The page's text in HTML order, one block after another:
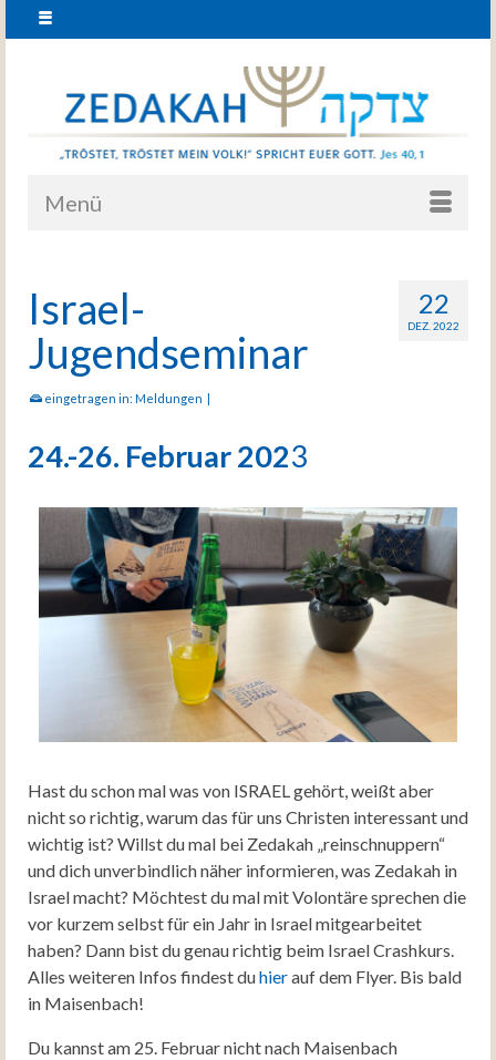
Menü
22
DEZ. 2022
Israel-
Jugendseminar
eingetragen in: Meldungen |
24.-26. Februar 2023
Hast du schon mal was von ISRAEL gehört, weißt aber
nicht so richtig, warum das für uns Christen interessant und
wichtig ist? Willst du mal bei Zedakah „reinschnuppern“
und dich unverbindlich näher informieren, was Zedakah in
Israel macht? Möchtest du mal mit Volontäre sprechen die
vor kurzem selbst für ein Jahr in Israel mitgearbeitet
haben? Dann bist du genau richtig beim Israel Crashkurs.
Alles weiteren Infos findest duhierauf dem Flyer. Bis bald
in Maisenbach!
Du kannst am 25. Februar nicht nach Maisenbach